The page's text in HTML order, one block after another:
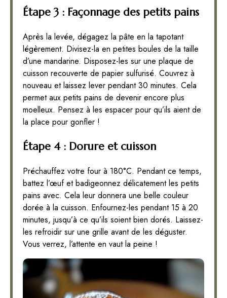
Étape 3 : Façonnage des petits pains
Après la levée, dégagez la pâte en la tapotant
légèrement. Divisez-la en petites boules de la taille
d’une mandarine. Disposez-les sur une plaque de
cuisson recouverte de papier sulfurisé. Couvrez à
nouveau et laissez lever pendant 30 minutes. Cela
permet aux petits pains de devenir encore plus
moelleux. Pensez à les espacer pour qu’ils aient de
la place pour gonfler !
Étape 4 : Dorure et cuisson
Préchauffez votre four à 180°C. Pendant ce temps,
battez l’œuf et badigeonnez délicatement les petits
pains avec. Cela leur donnera une belle couleur
dorée à la cuisson. Enfournez-les pendant 15 à 20
minutes, jusqu’à ce qu’ils soient bien dorés. Laissez-
les refroidir sur une grille avant de les déguster.
Vous verrez, l’attente en vaut la peine !